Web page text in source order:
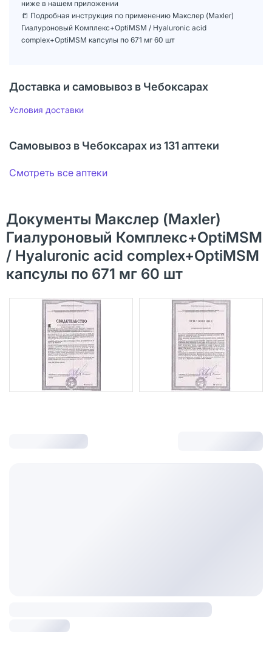
ниже в нашем приложении
📒 Подробная инструкция по применению Макслер (Maxler)
Гиалуроновый Комплекс+OptiMSM / Hyaluronic acid
complex+OptiMSM капсулы по 671 мг 60 шт
Доставка и самовывоз в Чебоксарах
Условия доставки
Самовывоз в Чебоксарах из 131 аптеки
Смотреть все аптеки
Документы Макслер (Maxler)
Гиалуроновый Комплекс+OptiMSM
/ Hyaluronic acid complex+OptiMSM
капсулы по 671 мг 60 шт